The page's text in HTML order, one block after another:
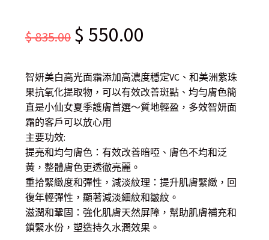
$835.00 Original
was:
$ 835.00.
$ 550.00
is:
$ 550.00.
智妍美白高光面霜添加高濃度穩定VC、和美洲紫珠
果抗氧化提取物，可以有效改善斑點、均勻膚色簡
直是小仙女夏季護膚首選～質地輕盈，多效智妍面
霜的客戶可以放心用
主要功效:
提亮和均勻膚色：有效改善暗啞、膚色不均和泛
黃，整體膚色更透徹亮麗。
重拾緊緻度和彈性，減淡紋理：提升肌膚緊緻，回
復年輕彈性，顯著減淡細紋和皺紋。
滋潤和鞏固：強化肌膚天然屏障，幫助肌膚補充和
鎖緊水份，塑造持久水潤效果。